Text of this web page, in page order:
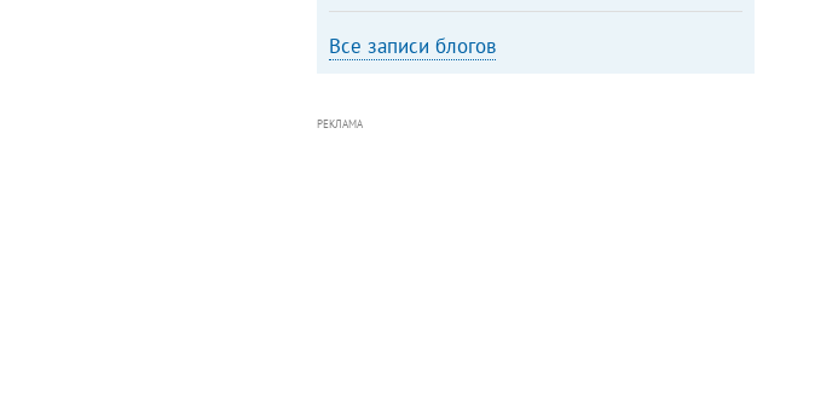
Все записи блогов
РЕКЛАМА